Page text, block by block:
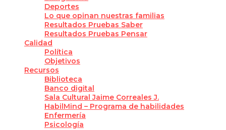
Deportes
Lo que opinan nuestras familias
Resultados Pruebas Saber
Resultados Pruebas Pensar
Calidad
Política
Objetivos
Recursos
Biblioteca
Banco digital
Sala Cultural Jaime Correales J.
HabilMind – Programa de habilidades
Enfermería
Psicología